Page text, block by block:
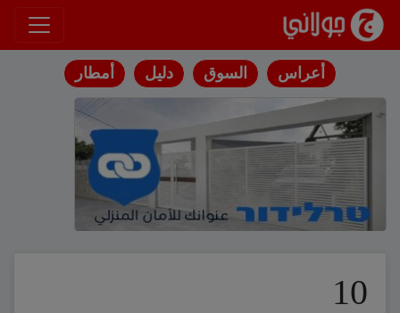
انتقل إلى المحتوى
أعراس السوق دليل أمطار
10